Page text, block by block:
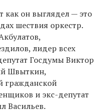
он выглядел — это
шествия оркестр.
лидер всех
Госдумы Виктор
Швыткин,
гражданской
и экс-депутат
Васильев.